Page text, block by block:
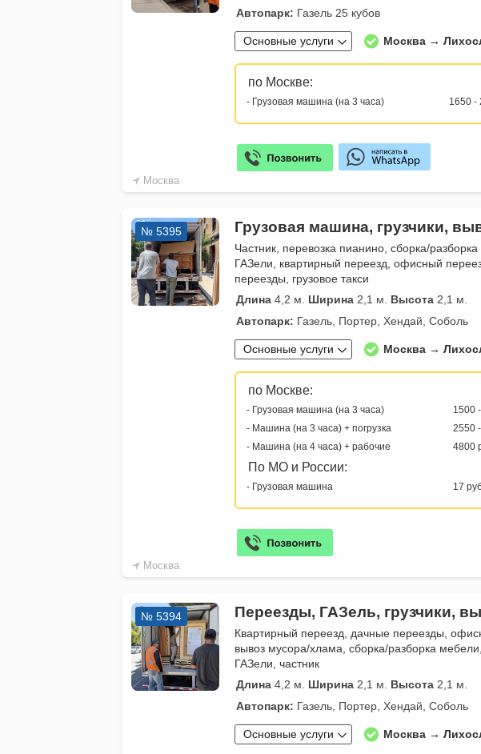
Москва
Автопарк: Газель 25 кубов
Основные услуги Москва →
по Москве:
- Грузовая машина (на 3 часа) 1650 -
Москва
№ 5395 Грузовая машина, грузчики,
Частник, перевозка пианино, сборка/
ГАЗели, квартирный переезд, офисный
переезды, грузовое такси
Длина 4,2 м. Ширина 2,1 м. Высота 2,1 м.
Автопарк: Газель, Портер, Хендай, Соболь
Основные услуги Москва →
по Москве:
- Грузовая машина (на 3 часа)
1500
- Машина (на 3 часа) + погрузка
2550
- Машина (на 4 часа) + рабочие
4800
По МО и России:
- Грузовая машина 17
№ 5394 Переезды, ГАЗель, грузчики,
Квартирный переезд, дачные переезды,
вывоз мусора/хлама, сборка/разборка мебели,
ГАЗели, частник
Длина 4,2 м. Ширина 2,1 м. Высота 2,1 м.
Автопарк: Газель, Портер, Хендай, Соболь
Основные услуги Москва →